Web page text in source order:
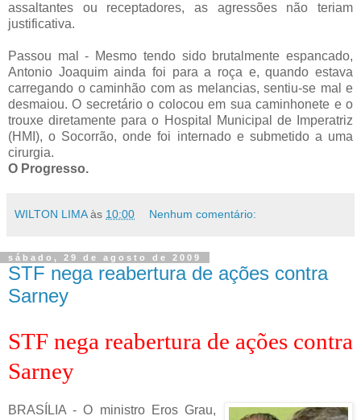
assaltantes ou receptadores, as agressões não teriam
justificativa.
Passou mal - Mesmo tendo sido brutalmente espancado,
Antonio Joaquim ainda foi para a roça e, quando estava
carregando o caminhão com as melancias, sentiu-se mal e
desmaiou. O secretário o colocou em sua caminhonete e o
trouxe diretamente para o Hospital Municipal de Imperatriz
(HMI), o Socorrão, onde foi internado e submetido a uma
cirurgia.
O Progresso.
WILTON LIMA às 10:00 Nenhum comentário:
sábado, 29 de agosto de 2009
STF nega reabertura de ações contra
Sarney
STF nega reabertura de ações contra
Sarney
BRASÍLIA - O ministro Eros Grau,